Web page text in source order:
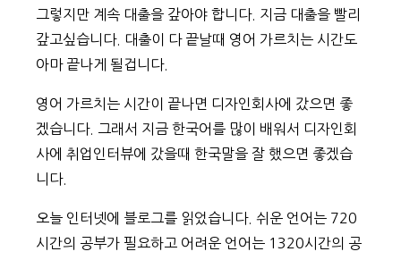
그렇지만 계속 대출을 갚아야 합니다. 지금 대출을 빨리
갚고싶습니다. 대출이 다 끝날때 영어 가르치는 시간도
아마 끝나게 될겁니다.
영어 가르치는 시간이 끝나면 디자인회사에 갔으면 좋
겠습니다. 그래서 지금 한국어를 많이 배워서 디자인회
사에 취업인터뷰에 갔을때 한국말을 잘 했으면 좋겠습
니다.
오늘 인터넷에 블로그를 읽었습니다. 쉬운 언어는 720
시간의 공부가 필요하고 어려운 언어는 1320시간의 공